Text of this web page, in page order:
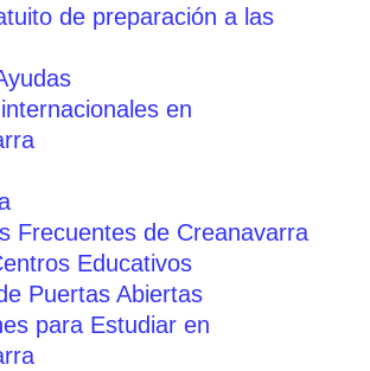
de preparación a las
en
Frecuentes de Creanavarra
Educativos
Puertas Abiertas
para Estudiar en